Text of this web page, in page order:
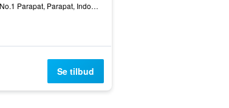
Jl. Pembangunan No.1 Parapat, Parapat, Indonesien
Se tilbud